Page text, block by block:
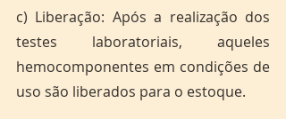
c) Liberação: Após a realização dos
testes laboratoriais, aqueles
hemocomponentes em condições de
uso são liberados para o estoque.